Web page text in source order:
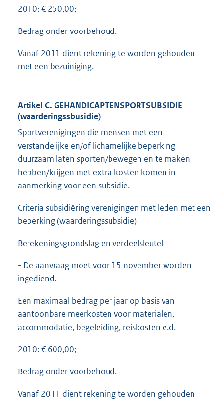
2010: € 250,00;
Bedrag onder voorbehoud.
Vanaf 2011 dient rekening te worden gehouden
met een bezuiniging.
Artikel C. GEHANDICAPTENSPORTSUBSIDIE
(waarderingssbusidie)
Sportverenigingen die mensen met een
verstandelijke en/of lichamelijke beperking
duurzaam laten sporten/bewegen en te maken
hebben/krijgen met extra kosten komen in
aanmerking voor een subsidie.
Criteria subsidiëring verenigingen met leden met een
beperking (waarderingssubsidie)
Berekeningsgrondslag en verdeelsleutel
- De aanvraag moet voor 15 november worden
ingediend.
Een maximaal bedrag per jaar op basis van
aantoonbare meerkosten voor materialen,
accommodatie, begeleiding, reiskosten e.d.
2010: € 600,00;
Bedrag onder voorbehoud.
Vanaf 2011 dient rekening te worden gehouden